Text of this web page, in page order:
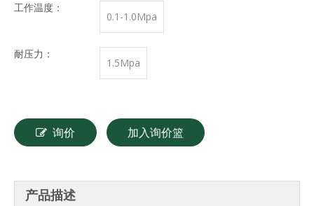
工作温度：
0.1-1.0Mpa
耐压力：
1.5Mpa
询价 加入询价篮
产品描述